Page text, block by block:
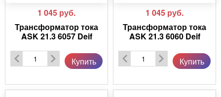
1 045 руб.
Трансформатор тока
ASK 21.3 6057 Deif
Купить
1 045 руб.
Трансформатор тока
ASK 21.3 6060 Deif
Купить